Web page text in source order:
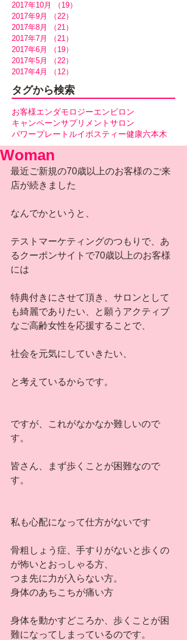
2017年10月
（19）
2017年9月
（22）
2017年8月
（21）
2017年7月
（21）
2017年6月
（19）
2017年5月
（22）
2017年4月
（12）
タグから検索
お客様エンダモロジーエンビロン
キャンペーンサプリメントサロン
パワープレート ルイボスティー健康六本木
Woman
最近ご新規の70歳以上のお客様のご来
店が続きました
なんでかというと、
テストマーケティングのつもりで、あ
るクーポンサイトで70歳以上のお客様
には
特典付きにさせて頂き、サロンとして
も綺麗でありたい、と願うアクティブ
なご高齢女性を応援することで、
社会を元気にしていきたい、
と考えているからです。
ですが、これがなかなか難しいので
す。
皆さん、まず歩くことが困難なので
す。
私も心配になって仕方がないです
骨粗しょう症、手すりがないと歩くの
が怖いとおっしゃる方、
つま先に力が入らない方。
身体のあちこちが痛い方
身体を動かすどころか、歩くことが困
難になってしまっているのです。